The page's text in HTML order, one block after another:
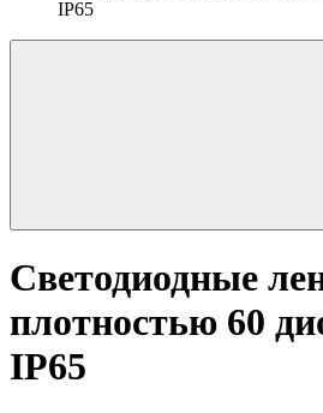
IP65
Светодиодные
плотностью 60
IP65